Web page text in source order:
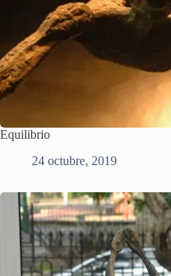
Equilibrio
24 octubre, 2019